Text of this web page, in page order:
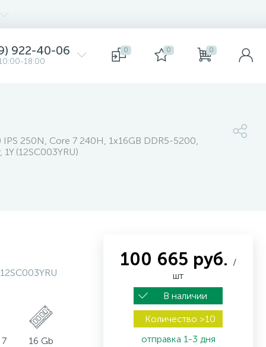
922-40-06
18:00
0 0 0
250N, Core 7 240H, 1x16GB DDR5-5200,
(12SC003YRU)
12SC003YRU
16 Gb
100 665 руб. /
шт
В наличии
Количество >10
отправка 1-3 дня